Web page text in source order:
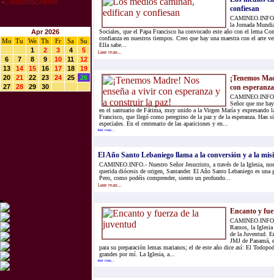
Apr 2026
Mo
Tu We Th Fr Sa
Su
1
2 3 4
5
6
7 8 9 10 11
12
13
14 15 16 17 18
19
20
21 22 23 24 25
26
27
28 29 30
confiesan
la Jornada
Sociales, que el Papa Francisco ha convocado este año con el lema
confianza en nuestros tiempos. Creo que hay una maestra con el arte
Ella sabe...
Leer mas...
¡Tenemos
con
Señor que me
en el santuario de Fátima, muy unido a la Virgen María y expresando
Francisco, que llegó como peregrino de la paz y de la esperanza. Han
especiales. En el centenario de las apariciones y en...
leer mas...
El Año Santo Lebaniego llama a la conversión y a la
CAMINEO.INFO.- Nuestro Señor Jesucristo, a través de la Iglesia,
querida diócesis de origen, Santander. El Año Santo Lebaniego es una
Pero, como podéis comprender, siento un profundo...
Leer mas...
Encanto y
Ramos, la
de la Juventud.
JMJ de Panamá,
para su preparación lemas marianos; el de este año dice así: El
grandes por mí. La Iglesia, a...
leer mas...